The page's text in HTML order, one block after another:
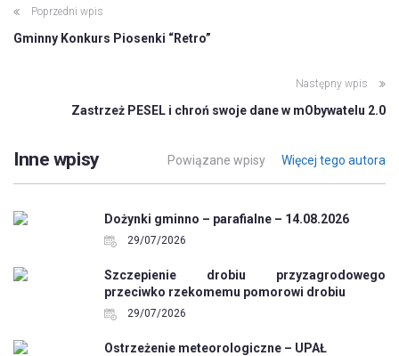
Poprzedni wpis
Gminny Konkurs Piosenki “Retro”
Następny wpis
Zastrzeż PESEL i chroń swoje dane w mObywatelu 2.0
Inne wpisy Powiązane wpisy Więcej tego autora
Dożynki gminno – parafialne – 14.08.2026
29/07/2026
Szczepienie drobiu przyzagrodowego
przeciwko rzekomemu pomorowi drobiu
29/07/2026
Ostrzeżenie meteorologiczne – UPAŁ